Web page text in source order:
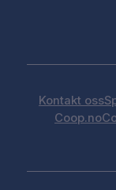
Kontakt oss
Coop.no